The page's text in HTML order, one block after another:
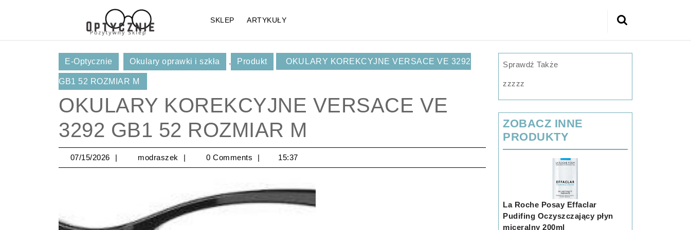
SKLEP ARTYKUŁY
Search
E-Optycznie Okulary oprawki i szkła , Produkt OKULARY KOREKCYJNE VERSACE VE 3292
GB1 52 ROZMIAR M
OKULARY KOREKCYJNE VERSACE VE
3292 GB1 52 ROZMIAR M
07/15/2026 07/15/2026
modraszek modraszek
0 Comments 15:37
Sprawdź Także
zzzzz
ZOBACZ INNE
PRODUKTY
La Roche Posay Effaclar
Pudifing Oczyszczający płyn
miceralny 200ml